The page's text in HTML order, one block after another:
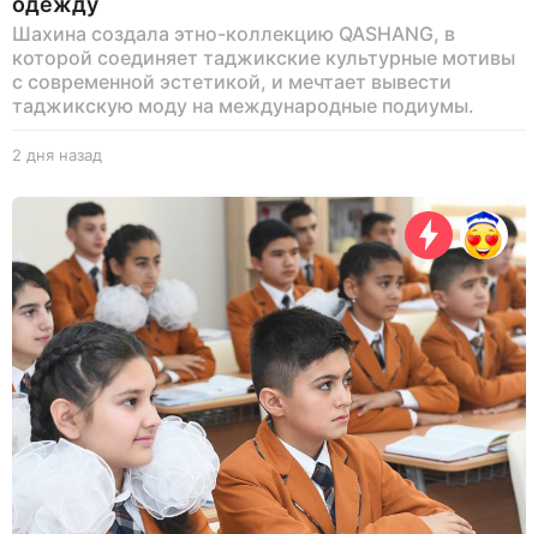
Шахина создала этно-коллекцию QASHANG, в
которой соединяет таджикские культурные мотивы
с современной эстетикой, и мечтает вывести
таджикскую моду на международные подиумы.
2 дня назад
н
я
н
а
з
а
д